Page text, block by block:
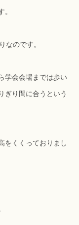
なのです。
学会会場までは歩い
ぎり間に合うという
をくくっておりまし